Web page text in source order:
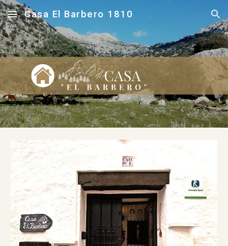
Skip to main content Skip to navigation
Casa El Barbero 1810